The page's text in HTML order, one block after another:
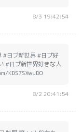
8/3 19:42:54
#日プ新世界 #日プ好
#日プ新世界好きな人
KDS7SXwuDO
8/2 20:41:54